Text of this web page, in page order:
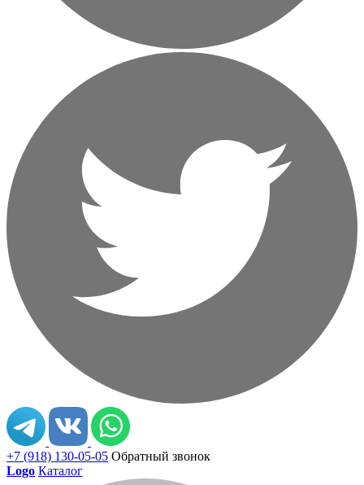
+7 (918) 130-05-05 Обратный звонок
Logo Каталог